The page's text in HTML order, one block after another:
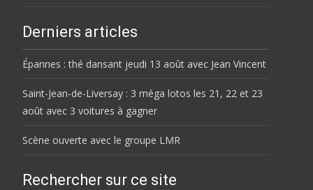
Derniers articles
Épannes : thé dansant jeudi 13 août avec Jean Vincent
Saint-Jean-de-Liversay : 3 méga lotos les 21, 22 et 23
août avec 3 voitures à gagner
Scène ouverte avec le groupe LMR
Rechercher sur ce site